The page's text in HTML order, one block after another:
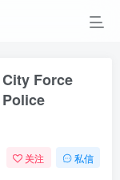
Force
Police
关注 私信